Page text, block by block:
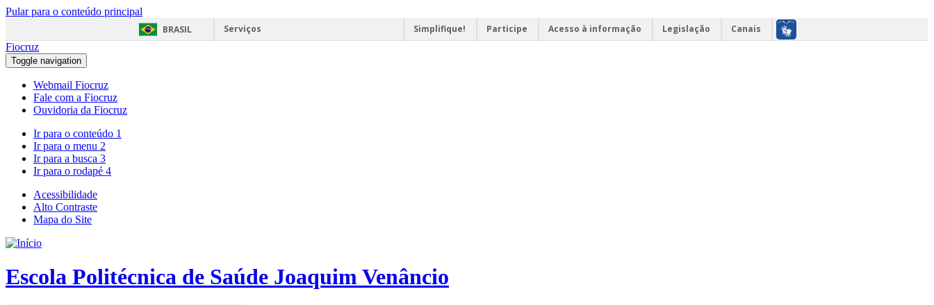
Pular para o conteúdo principal
BRASIL
Serviços Simplifique! Participe Acesso à informação Legislação
Canais
Fiocruz
Toggle navigation
Webmail Fiocruz
Fale com a Fiocruz
Ouvidoria da Fiocruz
Ir para o conteúdo 1
Ir para o menu 2
Ir para a busca 3
Ir para o rodapé 4
Acessibilidade
Alto Contraste
Mapa do Site
Escola Politécnica de Saúde Joaquim Venâncio